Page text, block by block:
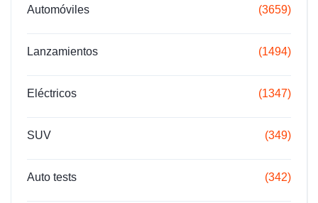
Automóviles (3659)
Lanzamientos (1494)
Eléctricos (1347)
SUV (349)
Auto tests (342)